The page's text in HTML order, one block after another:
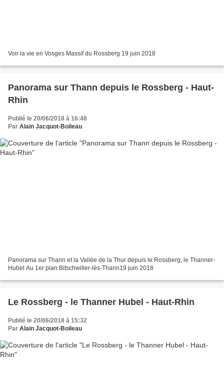
Voir la vie en Vosges Massif du Rossberg 19 juin 2018
Panorama sur Thann depuis le Rossberg - Haut-
Rhin
Publié le 20/06/2018 à 16:48
Par Alain Jacquot-Boileau
Panorama sur Thann et la Vallée de la Thur depuis le Rossberg, le Thanner-
Hubel Au 1er plan Bitschwiller-lès-Thann19 juin 2018
Le Rossberg - le Thanner Hubel - Haut-Rhin
Publié le 20/06/2018 à 15:32
Par Alain Jacquot-Boileau